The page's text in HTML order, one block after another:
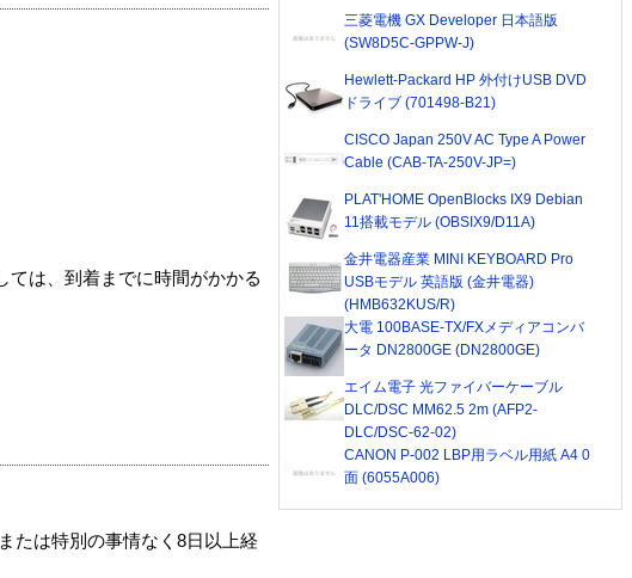
ては、到着までに時間がかかる
たは特別の事情なく8日以上経
三菱電機 GX Developer 日本語版
(SW8D5C-GPPW-J)
Hewlett-Packard HP 外付けUSB DVD
ドライブ (701498-B21)
CISCO Japan 250V AC Type A Power
Cable (CAB-TA-250V-JP=)
PLAT'HOME OpenBlocks IX9 Debian
11搭載モデル (OBSIX9/D11A)
金井電器産業 MINI KEYBOARD Pro
USBモデル 英語版 (金井電器)
(HMB632KUS/R)
大電 100BASE-TX/FXメディアコンバ
ータ DN2800GE (DN2800GE)
エイム電子 光ファイバーケーブル
DLC/DSC MM62.5 2m (AFP2-
DLC/DSC-62-02)
CANON P-002 LBP用ラベル用紙 A4 0
面 (6055A006)